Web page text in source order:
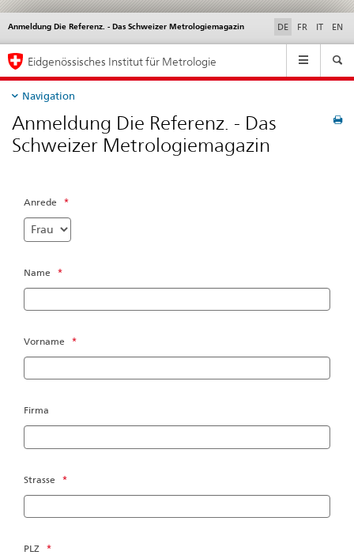
Anmeldung Die Referenz. - Das Schweizer Metrologiemagazin DE FR IT EN
Service
Hauptnavigation
Eidgenössisches Institut für Metrologie
Navigation
Anmeldung Die Referenz. - Das
Schweizer Metrologiemagazin
Anrede *
Name *
Vorname *
Firma
Strasse *
PLZ *